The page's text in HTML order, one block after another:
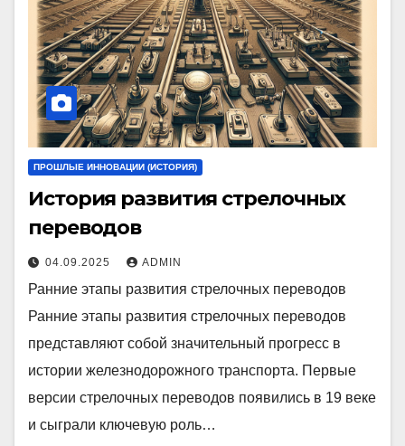
ПРОШЛЫЕ ИННОВАЦИИ (ИСТОРИЯ)
История развития стрелочных
переводов
04.09.2025 ADMIN
Ранние этапы развития стрелочных переводов
Ранние этапы развития стрелочных переводов
представляют собой значительный прогресс в
истории железнодорожного транспорта. Первые
версии стрелочных переводов появились в 19 веке
и сыграли ключевую роль…